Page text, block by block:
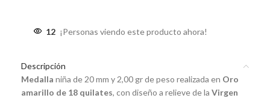
12 ¡Personas viendo este producto ahora!
Descripción
Medalla niña de 20 mm y 2,00 gr de peso realizada en Oro
amarillo de 18 quilates, con diseño a relieve de la Virgen